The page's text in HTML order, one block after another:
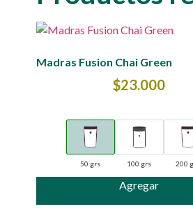
Madras Fusion Chai Green
$23.000
Agregar
50 grs 100 grs 200